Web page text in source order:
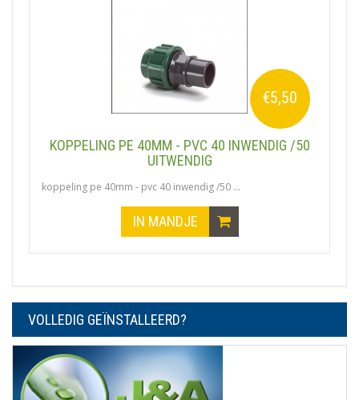
€5,50
KOPPELING PE 40MM - PVC 40 INWENDIG /50
UITWENDIG
koppeling pe 40mm - pvc 40 inwendig /50 ...
IN MANDJE
VOLLEDIG GEÏNSTALLEERD?